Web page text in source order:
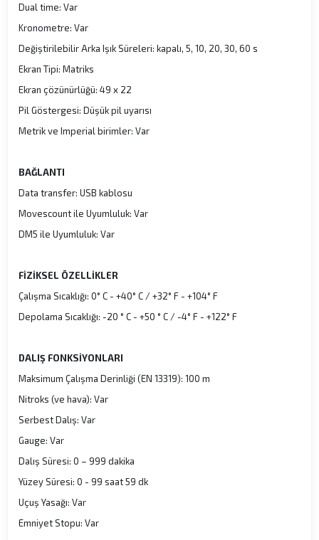
Dual time: Var
Kronometre: Var
Değiştirilebilir Arka Işık Süreleri: kapalı, 5, 10, 20, 30, 60 s
Ekran Tipi: Matriks
Ekran çözünürlüğü: 49 x 22
Pil Göstergesi: Düşük pil uyarısı
Metrik ve Imperial birimler: Var
BAĞLANTI
Data transfer: USB kablosu
Movescount ile Uyumluluk: Var
DM5 ile Uyumluluk: Var
FİZİKSEL ÖZELLİKLER
Çalışma Sıcaklığı: 0° C - +40° C / +32° F - +104° F
Depolama Sıcaklığı: -20 ° C - +50 ° C / -4° F - +122° F
DALIŞ FONKSİYONLARI
Maksimum Çalışma Derinliği (EN 13319): 100 m
Nitroks (ve hava): Var
Serbest Dalış: Var
Gauge: Var
Dalış Süresi: 0 – 999 dakika
Yüzey Süresi: 0 - 99 saat 59 dk
Uçuş Yasağı: Var
Emniyet Stopu: Var